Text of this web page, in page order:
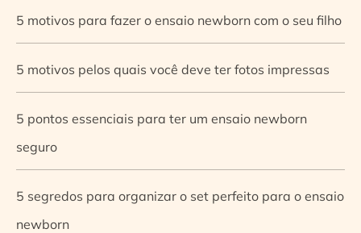
5 motivos para fazer o ensaio newborn com o seu filho
5 motivos pelos quais você deve ter fotos impressas
5 pontos essenciais para ter um ensaio newborn
seguro
5 segredos para organizar o set perfeito para o ensaio
newborn